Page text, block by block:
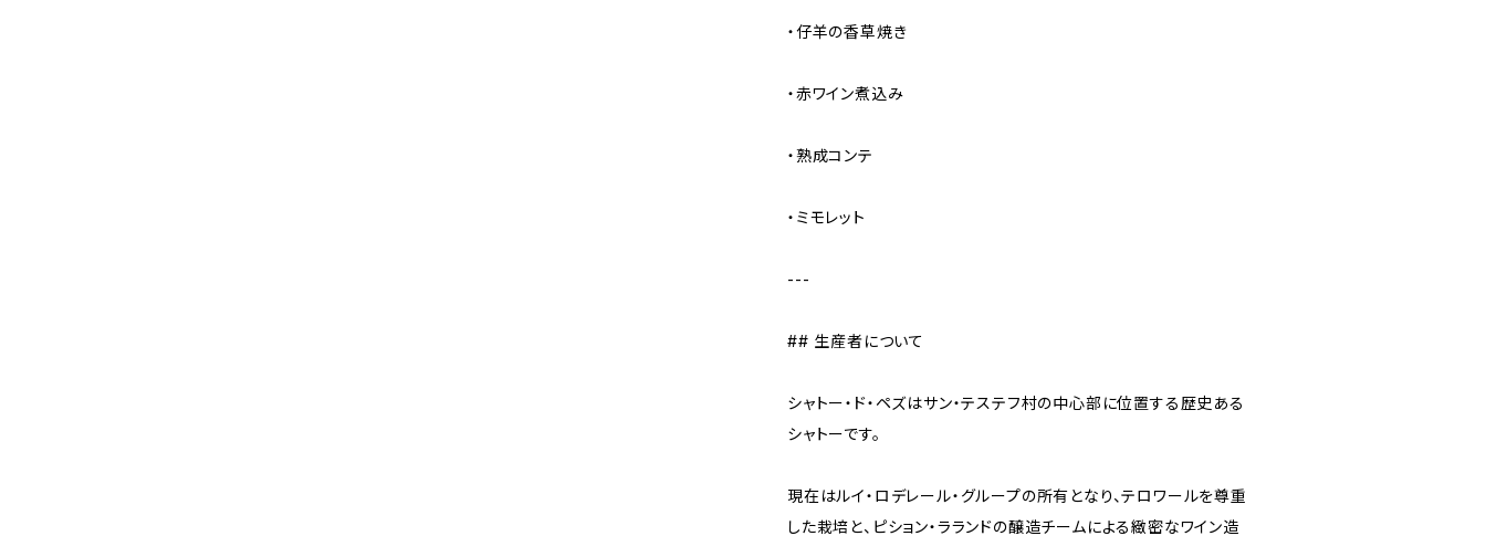
・仔羊の香草焼き
・赤ワイン煮込み
・熟成コンテ
・ミモレット
---
## 生産者について
シャトー・ド・ペズはサン・テステフ村の中心部に位置する歴史ある
シャトーです。
現在はルイ・ロデレール・グループの所有となり、テロワールを尊重
した栽培と、ピション・ラランドの醸造チームによる緻密なワイン造